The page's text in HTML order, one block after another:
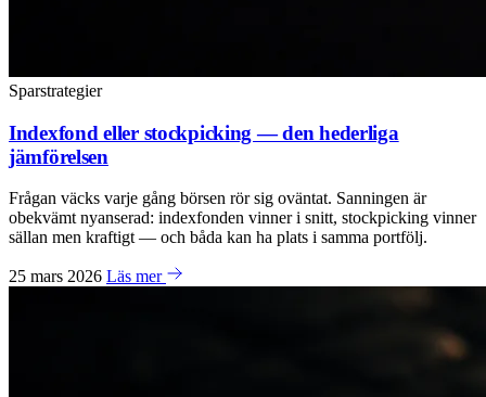
Sparstrategier
Indexfond eller stockpicking — den hederliga
jämförelsen
Frågan väcks varje gång börsen rör sig oväntat. Sanningen är
obekvämt nyanserad: indexfonden vinner i snitt, stockpicking vinner
sällan men kraftigt — och båda kan ha plats i samma portfölj.
25 mars 2026 Läs mer